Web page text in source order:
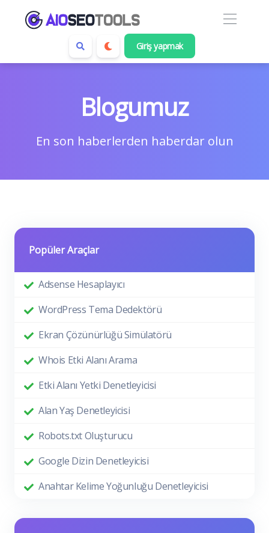
Giriş yapmak
Blogumuz
En son haberlerden haberdar olun
Popüler Araçlar
Adsense Hesaplayıcı
WordPress Tema Dedektörü
Ekran Çözünürlüğü Simülatörü
Whois Etki Alanı Arama
Etki Alanı Yetki Denetleyicisi
Alan Yaş Denetleyicisi
Robots.txt Oluşturucu
Google Dizin Denetleyicisi
Anahtar Kelime Yoğunluğu Denetleyicisi